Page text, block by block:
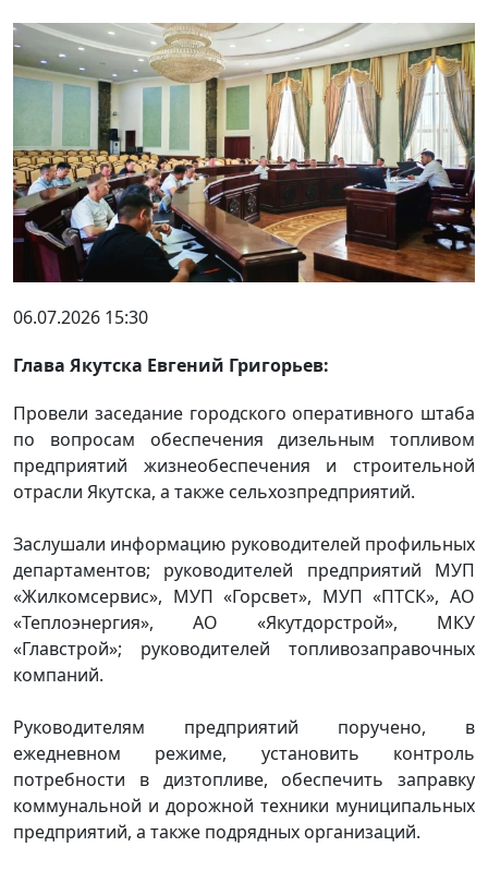
06.07.2026 15:30
Глава Якутска Евгений Григорьев:
Провели заседание городского оперативного штаба
по вопросам обеспечения дизельным топливом
предприятий жизнеобеспечения и строительной
отрасли Якутска, а также сельхозпредприятий.
Заслушали информацию руководителей профильных
департаментов; руководителей предприятий МУП
«Жилкомсервис», МУП «Горсвет», МУП «ПТСК», АО
«Теплоэнергия», АО «Якутдорстрой», МКУ
«Главстрой»; руководителей топливозаправочных
компаний.
Руководителям предприятий поручено, в
ежедневном режиме, установить контроль
потребности в дизтопливе, обеспечить заправку
коммунальной и дорожной техники муниципальных
предприятий, а также подрядных организаций.